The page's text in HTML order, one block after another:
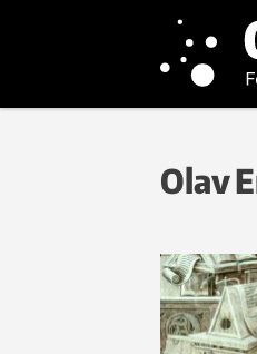
Olav